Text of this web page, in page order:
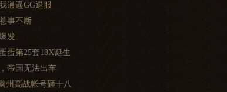
逍遥GG退服
事不断
发
蛋第25套18X诞生
帝国无法出车
州高战帐号砸十八